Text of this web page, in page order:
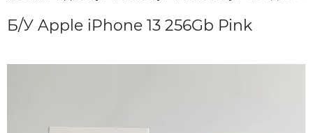
Б/У Apple iPhone 13 256Gb Pink